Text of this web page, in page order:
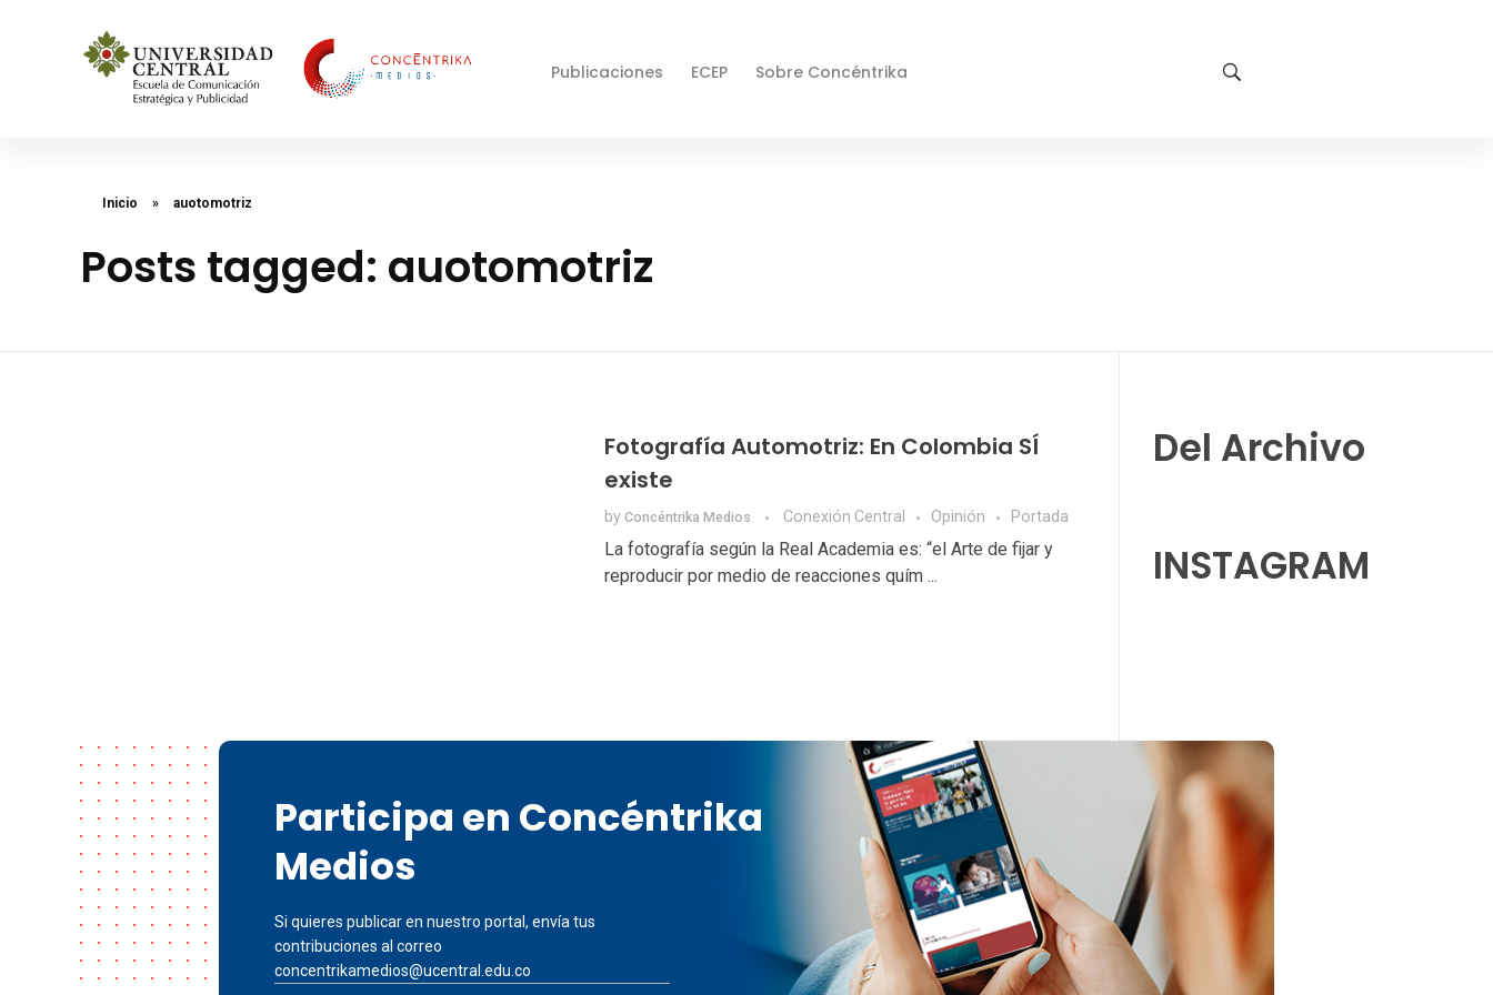
Publicaciones ECEP Sobre Concéntrika
Inicio » auotomotriz
Posts tagged: auotomotriz
Fotografía Automotriz: En Colombia SÍ
existe
by Concéntrika Medios Conexión Central Opinión Portada
La fotografía según la Real Academia es: “el Arte de fijar y
reproducir por medio de reacciones quím ...
Del Archivo
INSTAGRAM
Participa en Concéntrika
Medios
Si quieres publicar en nuestro portal, envía tus
contribuciones al correo
concentrikamedios@ucentral.edu.co